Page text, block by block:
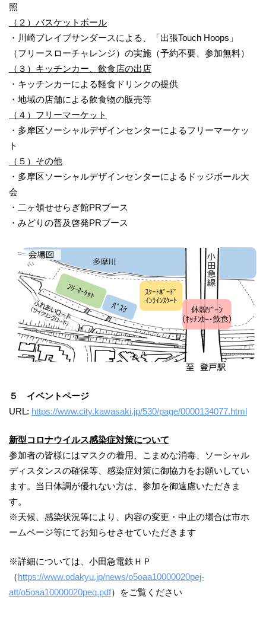
照
（２）バスケットボール
・川崎ブレイブサンダースによる、「出張Touch Hoops」
（フリースローチャレンジ）の実施（予約不要、参加無料）
（３）キッチンカー、飲食店の出店
・キッチンカーによる軽食ドリンクの提供
・地域の店舗による飲食物の販売等
（４）フリーマーケット
・多摩区ソーシャルデザインセンターによるフリーマーケッ
ト
（５）その他
・多摩区ソーシャルデザインセンターによるドッジボール大
会
・二ヶ領せせらぎ館PRブース
・みどりの普及啓発PRブース
５ イベントページ
URL: https://www.city.kawasaki.jp/530/page/0000134077.html
新型コロナウイルス感染症対策について
参加者の皆様にはマスクの着用、こまめな消毒、ソーシャル
ディスタンスの確保等、感染症対策に御協力をお願いしてい
ます。当日体調が優れない方は、参加を御遠慮いただきま
す。
※天候、感染状況等により、内容の変更・中止の場合は市ホ
ームページ等にてお知らせさせていただきます
※詳細については、小田急電鉄ＨＰ
（https://www.odakyu.jp/news/o5oaa10000020pej-
att/o5oaa10000020peq.pdf）をご覧ください